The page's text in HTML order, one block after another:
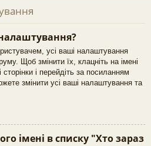
усі ваші налаштування
Щоб змінити їх, клацніть на імені
і перейдіть за посиланням
змінити усі ваші налаштування та
імені в списку "Хто зараз